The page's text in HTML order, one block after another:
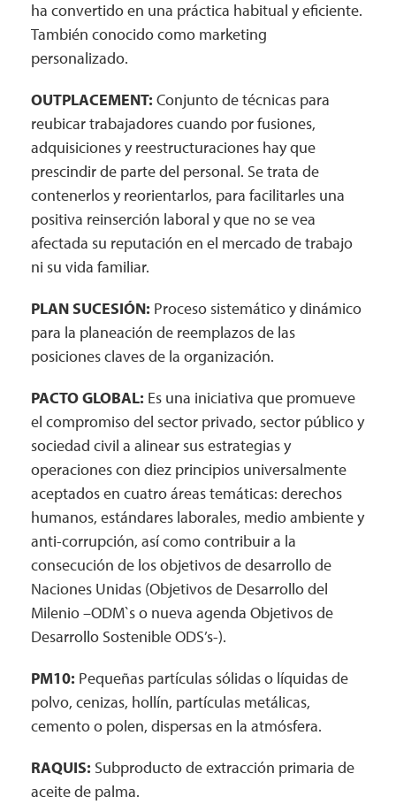
ha convertido en una práctica habitual y eficiente.
También conocido como marketing
personalizado.
OUTPLACEMENT: Conjunto de técnicas para
reubicar trabajadores cuando por fusiones,
adquisiciones y reestructuraciones hay que
prescindir de parte del personal. Se trata de
contenerlos y reorientarlos, para facilitarles una
positiva reinserción laboral y que no se vea
afectada su reputación en el mercado de trabajo
ni su vida familiar.
PLAN SUCESIÓN: Proceso sistemático y dinámico
para la planeación de reemplazos de las
posiciones claves de la organización.
PACTO GLOBAL: Es una iniciativa que promueve
el compromiso del sector privado, sector público y
sociedad civil a alinear sus estrategias y
operaciones con diez principios universalmente
aceptados en cuatro áreas temáticas: derechos
humanos, estándares laborales, medio ambiente y
anti-corrupción, así como contribuir a la
consecución de los objetivos de desarrollo de
Naciones Unidas (Objetivos de Desarrollo del
Milenio –ODM`s o nueva agenda Objetivos de
Desarrollo Sostenible ODS’s-).
PM10: Pequeñas partículas sólidas o líquidas de
polvo, cenizas, hollín, partículas metálicas,
cemento o polen, dispersas en la atmósfera.
RAQUIS: Subproducto de extracción primaria de
aceite de palma.